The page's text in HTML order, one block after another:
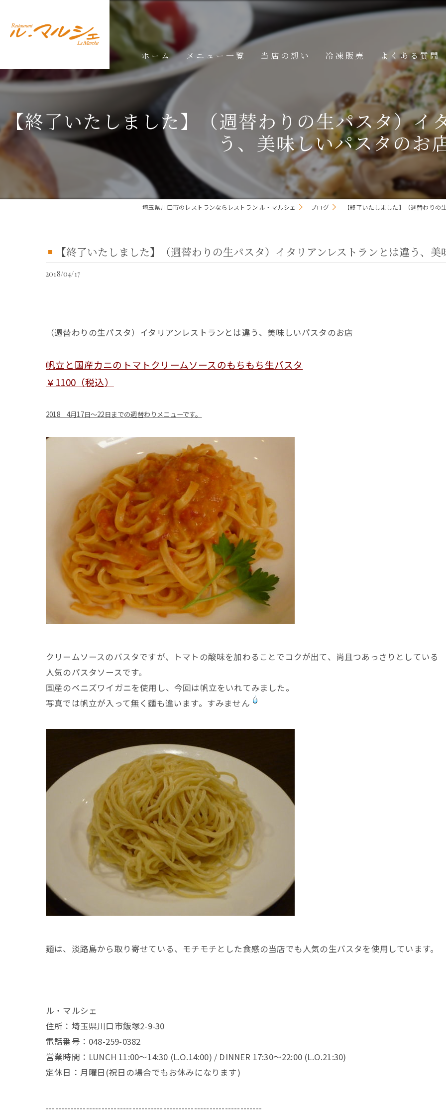
ホーム メニュー一覧
ディナーメニュー
ドリンクメニュー
当店の想い 冷凍販売 よくある質問
【終了いたしました】（週替わりの生パスタ）イ
う、美味しいパスタのお
埼玉県川口市のレストランならレストラン ル・マルシェ ブログ 【終了いたしました】（週替わり
【終了いたしました】（週替わりの生パスタ）イタリアンレストランとは違う、
2018/04/17
（週替わりの生パスタ）イタリアンレストランとは違う、美味しいパスタのお店
帆立と国産カニのトマトクリームソースのもちもち生パスタ
￥1100（税込）
2018 4月17日～22日までの週替わりメニューです。
クリームソースのパスタですが、トマトの酸味を加わることでコクが出て、尚且つあっさりとしている
人気のパスタソースです。
国産のベニズワイガニを使用し、今回は帆立をいれてみました。
写真では帆立が入って無く麵も違います。すみません
麺は、淡路島から取り寄せている、モチモチとした食感の当店でも人気の生パスタを使用しています。
ル・マルシェ
住所：埼玉県川口市飯塚2-9-30
電話番号：048-259-0382
営業時間：LUNCH 11:00～14:30 (L.O.14:00) / DINNER 17:30～22:00 (L.O.21:30)
定休日：月曜日(祝日の場合でもお休みになります)
----------------------------------------------------------------------